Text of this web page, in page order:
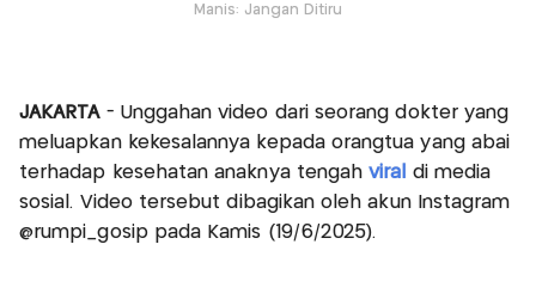
Manis: Jangan Ditiru
JAKARTA- Unggahan video dari seorang dokter yang
meluapkan kekesalannya kepada orangtua yang abai
terhadap kesehatan anaknya tengahviral
di media
sosial. Video tersebut dibagikan oleh akun Instagram
@rumpi_gosip pada Kamis (19/6/2025).